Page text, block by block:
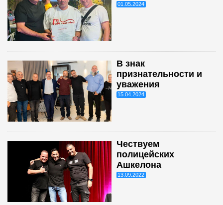
01.05.2024
В знак
признательности и
уважения
15.04.2024
Чествуем
полицейских
Ашкелона
13.09.2022